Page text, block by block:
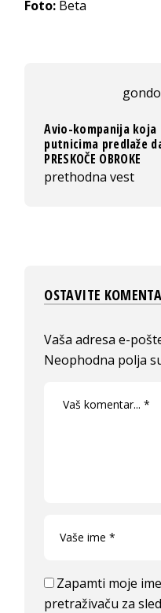
Foto: Beta
Avio-kompanija koja
putnicima predlaže
PRESKOČE OBROKE
prethodna vest
OSTAVITE
Vaša adresa e-
Neophodna polja
Zapamti moje
pretraživaču za